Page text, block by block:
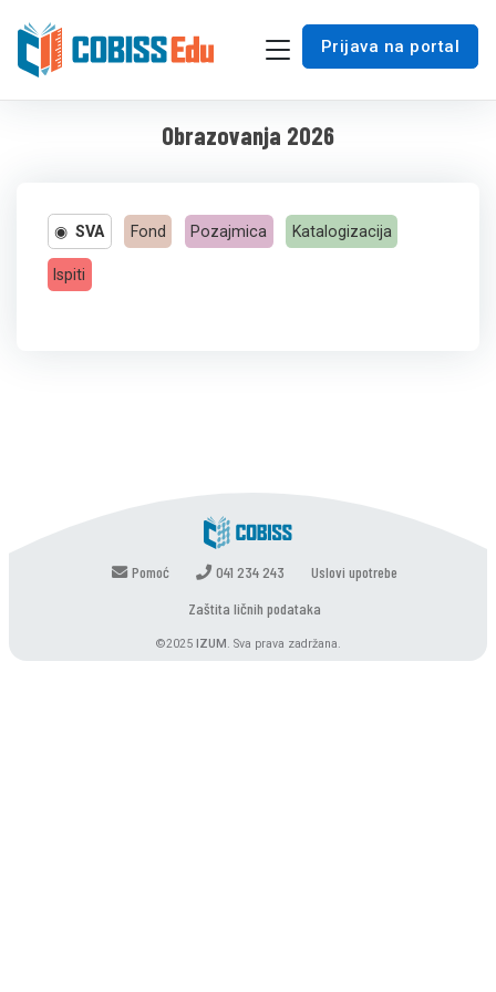
Prijava na portal
Obrazovanja 2026
SVA Fond Pozajmica Katalogizacija
Ispiti
Pomoć 041 234 243
Uslovi upotrebe
Zaštita ličnih podataka
©2025 IZUM . Sva prava zadržana.